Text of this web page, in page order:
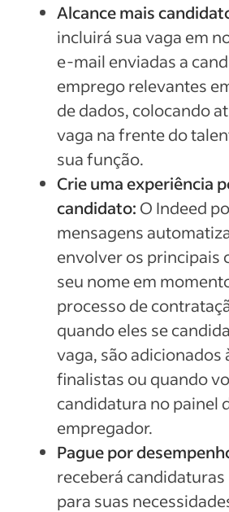
Alcance mais
incluirá sua vaga em
e-mail enviadas a
emprego relevantes
de dados, colocando
vaga na frente do
sua função.
Crie uma experiência
candidato: O Indeed
mensagens
envolver os principais
seu nome em
processo de
quando eles se
vaga, são adicionados
finalistas ou quando
candidatura no painel
empregador.
Pague por
receberá
para suas